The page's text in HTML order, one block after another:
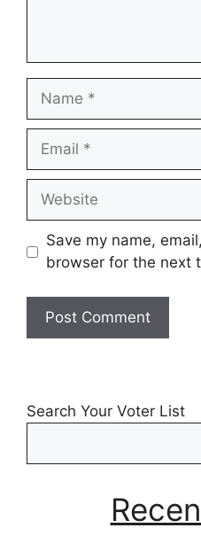
Name
Email
Website
Save my name,
browser for the next
Search Your Voter List